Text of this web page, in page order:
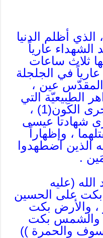
أظلم الدنيا
الشهداء عارياً
ثلاث ساعات
في الجلجلة
عين ،
الطبيعيّة التي
هي إحدى العلل في مجرى الكَون(1) ،
شهادتا عيسى
، وإظهاراً
الذين اضطهدوا
.
(عليه
بكت على الحسين
، والأرض بكت
، والشمس بكت
والحمرة ))